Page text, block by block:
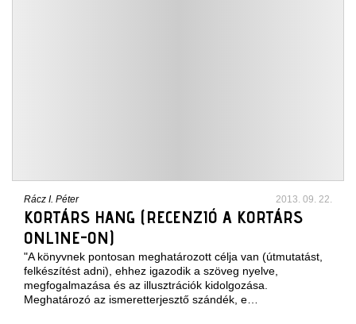
Rácz I. Péter 2013. 09. 22.
KORTÁRS HANG (RECENZIÓ A KORTÁRS
ONLINE-ON)
"A könyvnek pontosan meghatározott célja van (útmutatást,
felkészítést adni), ehhez igazodik a szöveg nyelve,
megfogalmazása és az illusztrációk kidolgozása.
Meghatározó az ismeretterjesztő szándék, e…